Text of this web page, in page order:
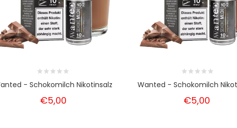
- Schokomilch Nikotinsalz
€5,00
Wanted - Schokomilch
€5,00